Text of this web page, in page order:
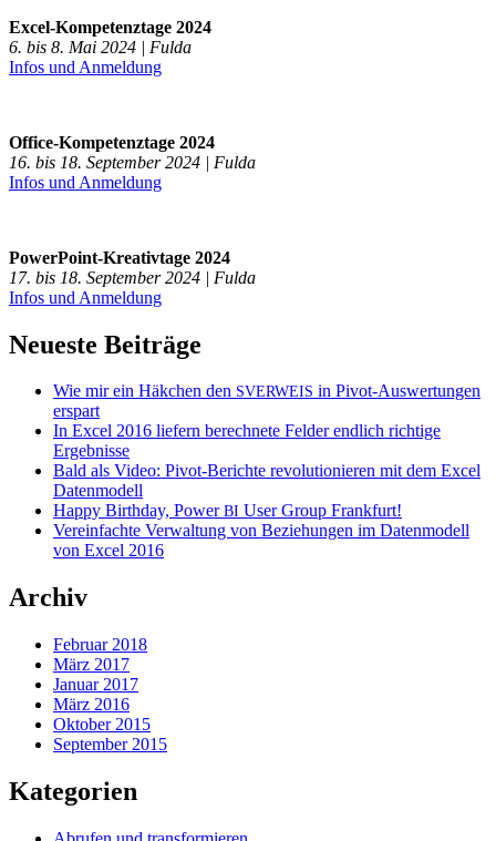
Excel-Kompetenztage 2024
6. bis 8. Mai 2024 | Fulda
Infos und Anmeldung
Office-Kompetenztage 2024
16. bis 18. September 2024 | Fulda
Infos und Anmeldung
PowerPoint-Kreativtage 2024
17. bis 18. September 2024 | Fulda
Infos und Anmeldung
Neueste Beiträge
Wie mir ein Häkchen den SVERWEIS in Pivot-Auswertungen
erspart
In Excel 2016 liefern berechnete Felder endlich richtige
Ergebnisse
Bald als Video: Pivot-Berichte revolutionieren mit dem Excel
Datenmodell
Happy Birthday, PowerBI User Group Frankfurt!
Vereinfachte Verwaltung von Beziehungen im Datenmodell
von Excel 2016
Archiv
Februar 2018
März 2017
Januar 2017
März 2016
Oktober 2015
September 2015
Kategorien